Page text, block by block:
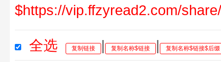
$https://vip.ffzyread2.com/
全选 复制链接 | 复制名称$链接 | 复制名称$链接$后缀